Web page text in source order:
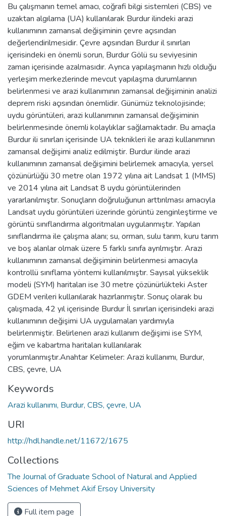
Bu çalışmanın temel amacı, coğrafi bilgi sistemleri (CBS) ve
uzaktan algılama (UA) kullanılarak Burdur ilindeki arazi
kullanımının zamansal değişiminin çevre açısından
değerlendirilmesidir. Çevre açısından Burdur il sınırları
içerisindeki en önemli sorun, Burdur Gölü su seviyesinin
zaman içerisinde azalmasıdır. Ayrıca yapılaşmanın hızlı olduğu
yerleşim merkezlerinde mevcut yapılaşma durumlarının
belirlenmesi ve arazi kullanımının zamansal değişiminin analizi
deprem riski açısından önemlidir. Günümüz teknolojisinde;
uydu görüntüleri, arazi kullanımının zamansal değişiminin
belirlenmesinde önemli kolaylıklar sağlamaktadır. Bu amaçla
Burdur ili sınırları içerisinde UA teknikleri ile arazi kullanımının
zamansal değişimi analiz edilmiştir. Burdur ilinde arazi
kullanımının zamansal değişimini belirlemek amacıyla, yersel
çözünürlüğü 30 metre olan 1972 yılına ait Landsat 1 (MMS)
ve 2014 yılına ait Landsat 8 uydu görüntülerinden
yararlanılmıştır. Sonuçların doğruluğunun arttırılması amacıyla
Landsat uydu görüntüleri üzerinde görüntü zenginleştirme ve
görüntü sınıflandırma algoritmaları uygulanmıştır. Yapılan
sınıflandırma ile çalışma alanı; su, orman, sulu tarım, kuru tarım
ve boş alanlar olmak üzere 5 farklı sınıfa ayrılmıştır. Arazi
kullanımının zamansal değişiminin belirlenmesi amacıyla
kontrollü sınıflama yöntemi kullanılmıştır. Sayısal yükseklik
modeli (SYM) haritaları ise 30 metre çözünürlükteki Aster
GDEM verileri kullanılarak hazırlanmıştır. Sonuç olarak bu
çalışmada, 42 yıl içerisinde Burdur İl sınırları içerisindeki arazi
kullanımının değişimi UA uygulamaları yardımıyla
belirlenmiştir. Belirlenen arazi kullanım değişimi ise SYM,
eğim ve kabartma haritaları kullanılarak
yorumlanmıştır.Anahtar Kelimeler: Arazi kullanımı, Burdur,
CBS, çevre, UA
Keywords
Arazi kullanımı, Burdur, CBS, çevre, UA
URI
http://hdl.handle.net/11672/1675
Collections
The Journal of Graduate School of Natural and Applied
Sciences of Mehmet Akif Ersoy University
Full item page